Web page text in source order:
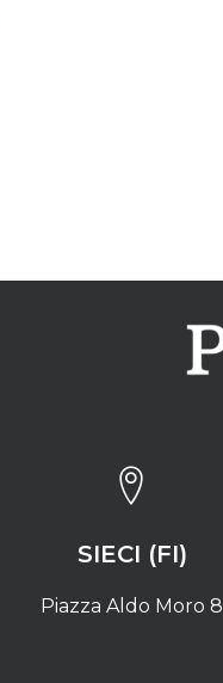
SIECI (FI)
Piazza Aldo Moro 8